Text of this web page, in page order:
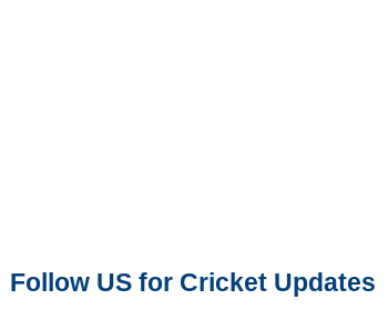
Follow US for Cricket Updates